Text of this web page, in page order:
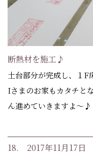
断熱材を施工♪
土台部分が完成し、１F
Iさまのお家もカタチと
ん進めていきますよ～♪
18. 2017年11月17日